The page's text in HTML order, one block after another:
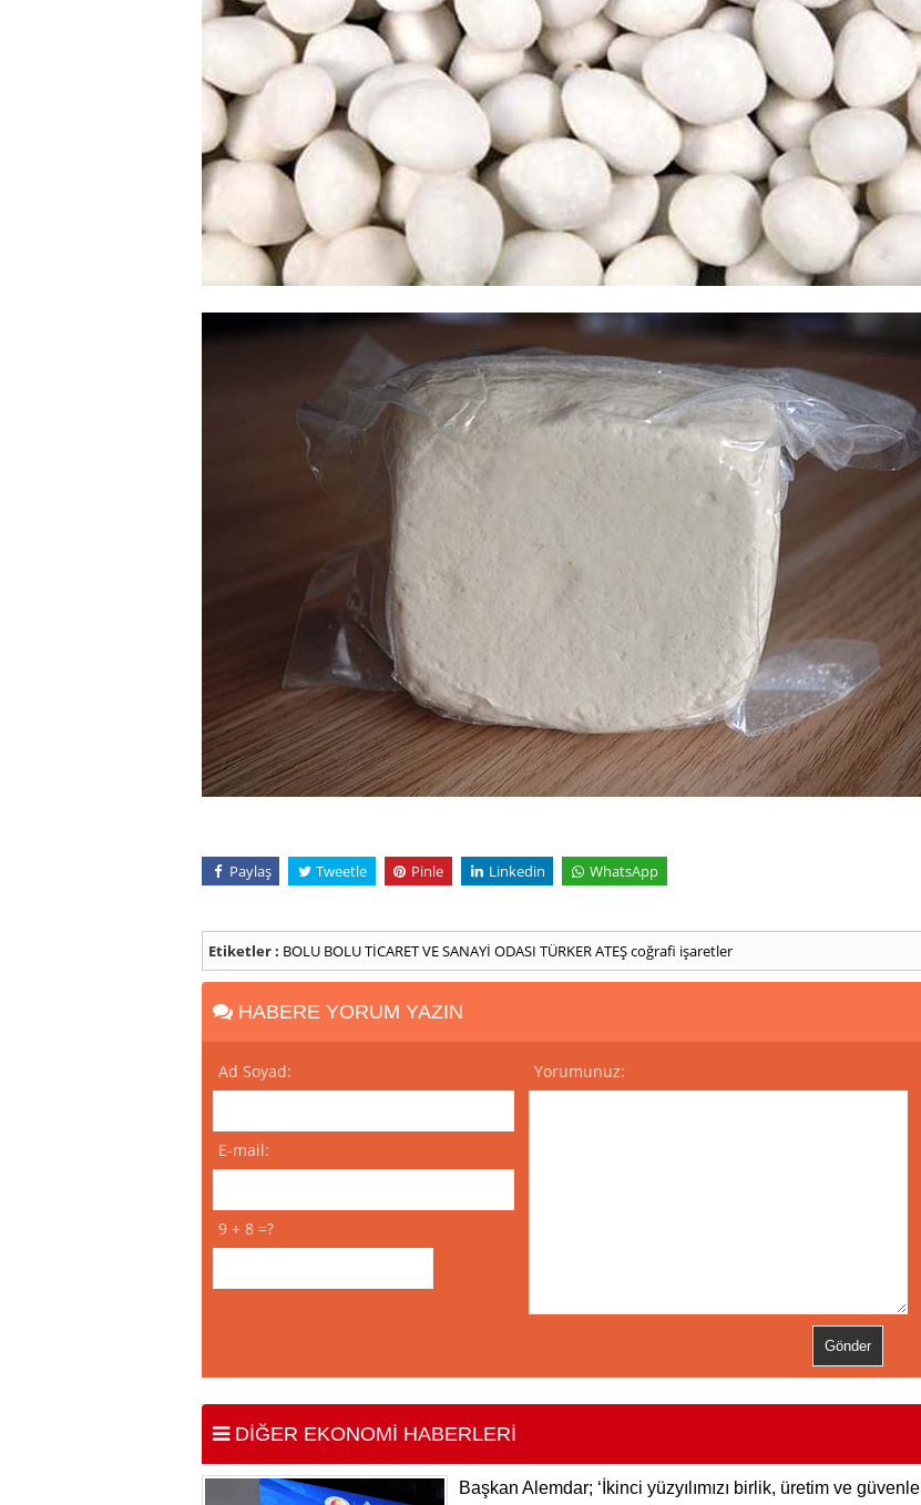
Paylaş Tweetle Pinle Linkedin WhatsApp
Etiketler : BOLU BOLU TİCARET VE SANAYİ ODASI TÜRKER ATEŞcoğrafi işaretler
HABERE YORUM YAZIN
Ad Soyad:
E-mail:
9 + 8 =?
Yorumunuz:
DİĞER EKONOMİ HABERLERİ
Başkan Alemdar; ‘İkinci yüzyılımızı birlik, üretim ve güvenle